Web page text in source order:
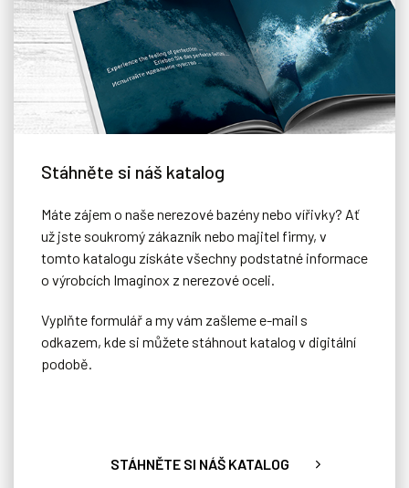
Zakrytí posuvnou terasou
Stáhněte si náš katalog
Máte zájem o naše nerezové bazény nebo vířivky? Ať
už jste soukromý zákazník nebo majitel firmy, v
tomto katalogu získáte všechny podstatné informace
o výrobcích Imaginox z nerezové oceli.
Vyplňte formulář a my vám zašleme e-mail s
odkazem, kde si můžete stáhnout katalog v digitální
podobě.
STÁHNĚTE SI NÁŠ KATALOG